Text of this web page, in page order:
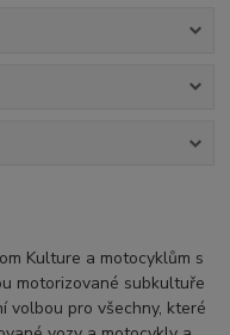
Kulture a motocyklům s
motorizované subkultuře
volbou pro všechny, které